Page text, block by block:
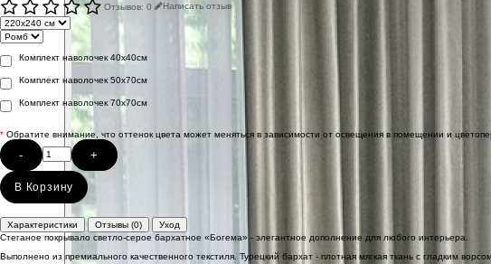
Отзывов: 0 Написать отзыв
Комплект наволочек 40х40см
Комплект наволочек 50х70см
Комплект наволочек 70х70см
* Обратите внимание, что оттенок цвета может меняться в зависимости от освещения в помещении и
- +
В Корзину
Характеристики Отзывы (0)
Уход
Стеганое покрывало светло-серое бархатное «Богема» - элегантное дополнение для любого интерьера.
Выполнено из премиального качественного текстиля. Турецкий бархат - плотная мягкая ткань с гладким